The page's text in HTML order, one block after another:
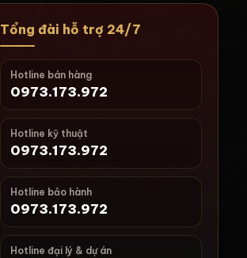
Tổng đài hỗ trợ 24/7
Hotline bán hàng
0973.173.972
Hotline kỹ thuật
0973.173.972
Hotline bảo hành
0973.173.972
Hotline đại lý & dự án